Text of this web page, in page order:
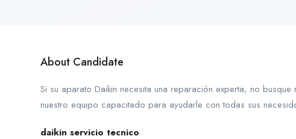
About Candidate
Si su aparato Daikin necesita una reparación experta, no
nuestro equipo capacitado para ayudarle con todas sus
daikin servicio tecnico